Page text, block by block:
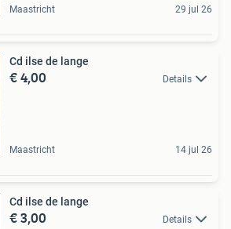
Maastricht 29 jul 26
Cd ilse de lange
€ 4,00 Details
Maastricht 14 jul 26
Cd ilse de lange
€ 3,00 Details